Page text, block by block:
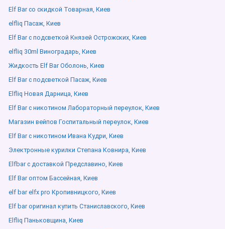
Elf Bar со скидкой Товарная, Киев
elfliq Пасаж, Киев
Elf Bar с подсветкой Князей Острожских, Киев
elfliq 30ml Виноградарь, Киев
Жидкость Elf Bar Оболонь, Киев
Elf Bar с подсветкой Пасаж, Киев
Elfliq Новая Дарница, Киев
Elf Bar с никотином Лабораторный переулок, Киев
Магазин вейпов Госпитальный переулок, Киев
Elf Bar с никотином Ивана Кудри, Киев
Электронные курилки Степана Ковнира, Киев
Elfbar с доставкой Предславино, Киев
Elf Bar оптом Бассейная, Киев
elf bar elfx pro Кропивницкого, Киев
Elf bar оригинал купить Станиславского, Киев
Elfliq Паньковщина, Киев